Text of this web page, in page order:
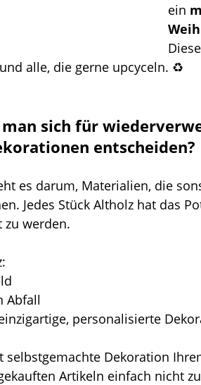
ein
alle, die gerne upcyceln. ♻️
sich für
entscheiden?
es darum, Materialien, die
Jedes Stück Altholz hat das
zu werden.
Abfall
personalisierte
selbstgemachte Dekoration
Artikeln einfach nicht